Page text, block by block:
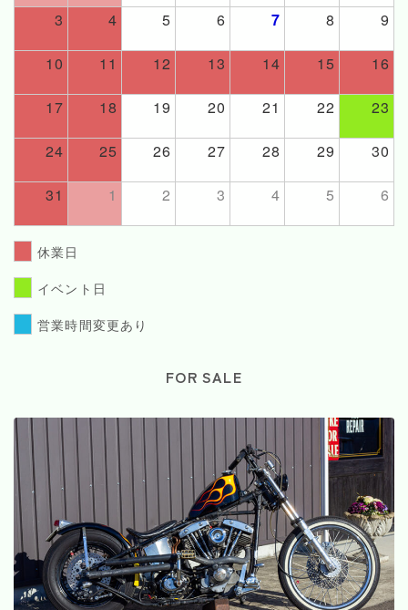
3 4 5 6 7 8 9
10 11 12 13 14 15 16
17 18 19 20 21 22 23
24 25 26 27 28 29 30
31 1 2 3 4 5 6
休業日
イベント日
営業時間変更あり
FOR SALE